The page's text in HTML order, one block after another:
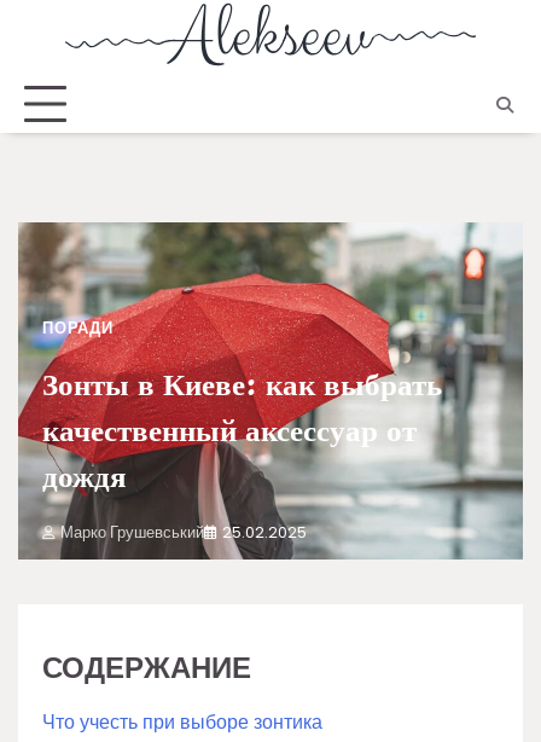
ПОРАДИ
Зонты в Киеве: как выбрать
качественный аксессуар от
дождя
Марко Грушевський 25.02.2025
СОДЕРЖАНИЕ
Что учесть при выборе зонтика